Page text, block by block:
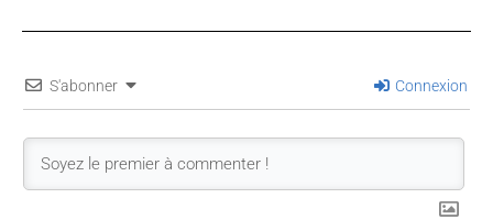
S'abonner Connexion